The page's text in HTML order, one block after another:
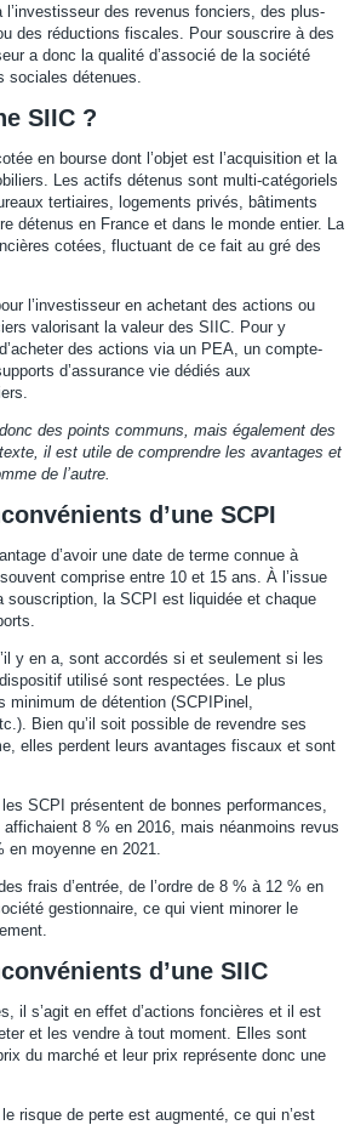
l’investisseur des revenus fonciers, des plus-
des réductions fiscales. Pour souscrire à des
a donc la qualité d’associé de la société
sociales détenues.
SIIC ?
en bourse dont l’objet est l’acquisition et la
Les actifs détenus sont multi-catégoriels
tertiaires, logements privés, bâtiments
détenus en France et dans le monde entier. La
cotées, fluctuant de ce fait au gré des
l’investisseur en achetant des actions ou
valorisant la valeur des SIIC. Pour y
des actions via un PEA, un compte-
d’assurance vie dédiés aux
des points communs, mais également des
il est utile de comprendre les avantages et
de l’autre.
d’une SCPI
d’avoir une date de terme connue à
comprise entre 10 et 15 ans. À l’issue
souscription, la SCPI est liquidée et chaque
y en a, sont accordés si et seulement si les
utilisé sont respectées. Le plus
minimum de détention (SCPIPinel,
Bien qu’il soit possible de revendre ses
elles perdent leurs avantages fiscaux et sont
SCPI présentent de bonnes performances,
8 % en 2016, mais néanmoins revus
moyenne en 2021.
frais d’entrée, de l’ordre de 8 % à 12 % en
gestionnaire, ce qui vient minorer le
d’une SIIC
il s’agit en effet d’actions foncières et il est
et les vendre à tout moment. Elles sont
du marché et leur prix représente donc une
risque de perte est augmenté, ce qui n’est